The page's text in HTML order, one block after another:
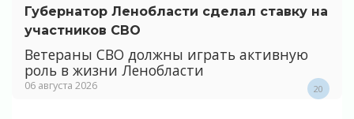
Губернатор Ленобласти сделал ставку на
участников СВО
Ветераны СВО должны играть активную
роль в жизни Ленобласти
06 августа 2026 20